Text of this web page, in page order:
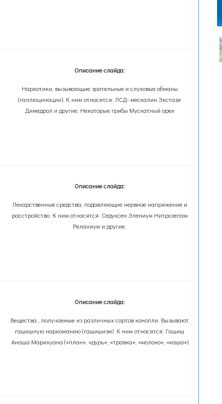
Описание слайда:
Наркотики, вызывающие зрительные и слуховые обманы
(галлюцинации). К ним относятся: ЛСД- мескалин Экстази
Димедрол и другие. Некоторые грибы Мускатный орех
Описание слайда:
Лекарственные средства, подавляющие нервное напряжение и
расстройство. К ним относятся: Седуксен Элениум Нитрозепам
Реланиум и другие.
Описание слайда:
Вещества , получаемые из различных сортов конопли. Вызывают
гашишную наркоманию (гашишизм). К ним относятся: Гашиш
Анаша Марихуана («план», «дурь», «травка», «молоко», «каша»)